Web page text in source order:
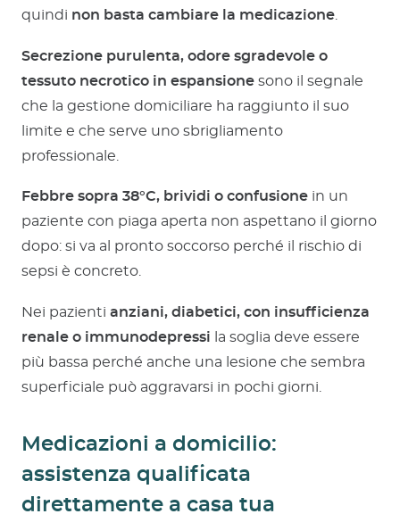
quindi non basta cambiare la medicazione.
Secrezione purulenta, odore sgradevole o
tessuto necrotico in espansione sono il segnale
che la gestione domiciliare ha raggiunto il suo
limite e che serve uno sbrigliamento
professionale.
Febbre sopra 38°C, brividi o confusione in un
paziente con piaga aperta non aspettano il giorno
dopo: si va al pronto soccorso perché il rischio di
sepsi è concreto.
Nei pazienti anziani, diabetici, con insufficienza
renale o immunodepressi la soglia deve essere
più bassa perché anche una lesione che sembra
superficiale può aggravarsi in pochi giorni.
Medicazioni a domicilio:
assistenza qualificata
direttamente a casa tua